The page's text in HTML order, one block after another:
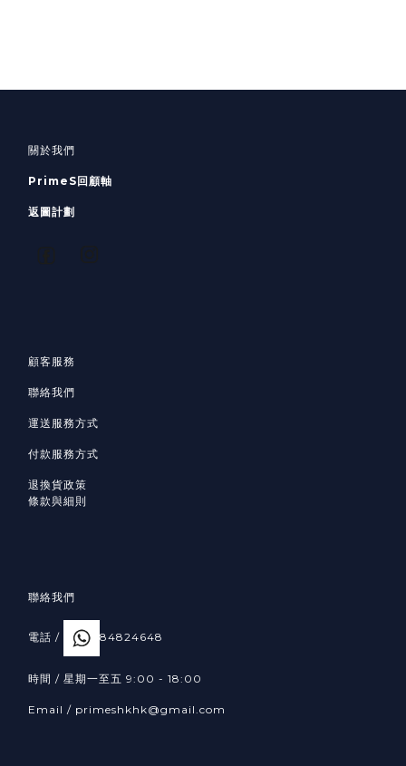
關於我們
PrimeS回顧軸
返圖計劃
顧客服務
聯絡我們
運送服務方式
付款服務方式
退換貨政策
條款與細則
聯絡我們
電話 / 84824648
時間 / 星期一至五 9:00 - 18:00
Email / primeshkhk@gmail.com